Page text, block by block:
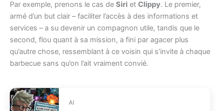
Par exemple, prenons le cas de Siri et Clippy. Le premier,
armé d’un but clair – faciliter l’accès à des informations et
services – a su devenir un compagnon utile, tandis que le
second, flou quant à sa mission, a fini par agacer plus
qu’autre chose, ressemblant à ce voisin qui s’invite à chaque
barbecue sans qu’on l’ait vraiment convié.
AI